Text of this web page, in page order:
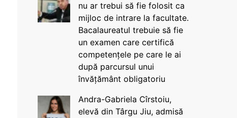
nu ar trebui să fie folosit ca
mijloc de intrare la facultate.
Bacalaureatul trebuie să fie
un examen care certifică
competențele pe care le ai
după parcursul unui
învățământ obligatoriu
Andra-Gabriela Cîrstoiu,
elevă din Târgu Jiu, admisă